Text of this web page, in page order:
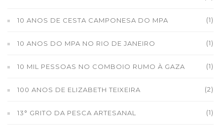
10 ANOS DE CESTA CAMPONESA DO MPA (1)
10 ANOS DO MPA NO RIO DE JANEIRO (1)
10 MIL PESSOAS NO COMBOIO RUMO À GAZA (1)
100 ANOS DE ELIZABETH TEIXEIRA (2)
13° GRITO DA PESCA ARTESANAL (1)